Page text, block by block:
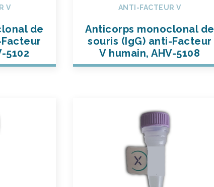
V
de
5102
ANTI-FACTEUR V
Anticorps monoclonal de
souris (IgG) anti-Facteur
V humain, AHV-5108